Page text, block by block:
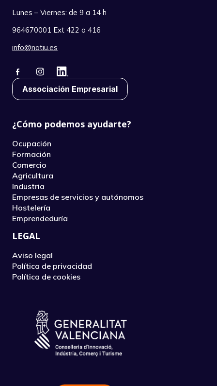
Lunes – Viernes: de 9 a 14 h
964670001 Ext 422 o 416
info@natiu.es
Associación Empresarial
¿Cómo podemos ayudarte?
Ocupación
Formación
Comercio
Agricultura
Industria
Empresas de servicios y autónomos
Hostelería
Emprendeduría
LEGAL
Aviso legal
Política de privacidad
Política de cookies